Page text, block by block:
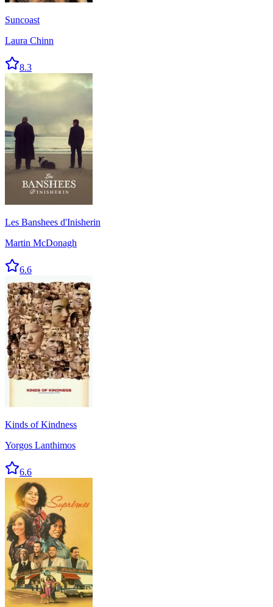
Suncoast
Laura Chinn
8.3
Les Banshees d'Inisherin
Martin McDonagh
6.6
Kinds of Kindness
Yorgos Lanthimos
6.6